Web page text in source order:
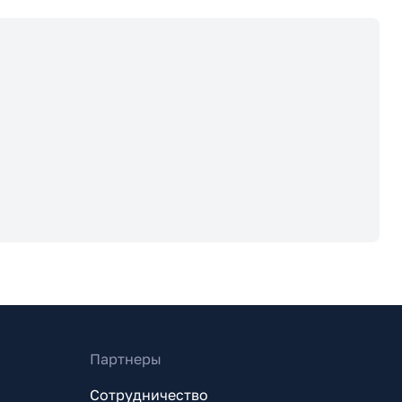
Партнеры
Сотрудничество